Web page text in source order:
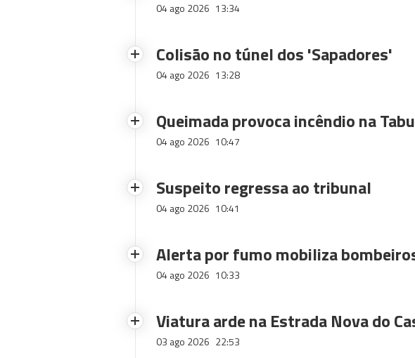
04 ago 2026 13:34
Colisão no túnel dos 'Sapadores'
04 ago 2026 13:28
Queimada provoca incêndio na
04 ago 2026 10:47
Suspeito regressa ao tribunal
04 ago 2026 10:41
Alerta por fumo mobiliza
04 ago 2026 10:33
Viatura arde na Estrada Nova do
03 ago 2026 22:53